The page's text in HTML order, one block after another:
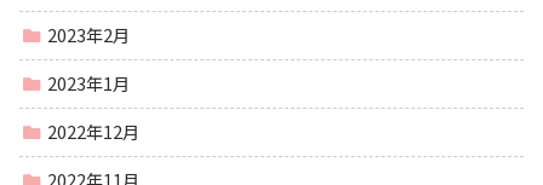
2023年2月
2023年1月
2022年12月
2022年11月